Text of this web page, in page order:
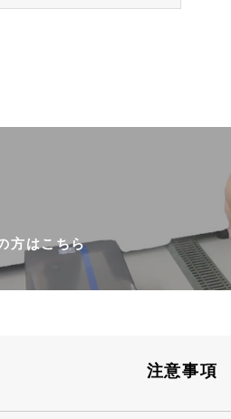
方はこちら
注意事項